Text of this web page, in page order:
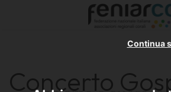
Continua
Concerto